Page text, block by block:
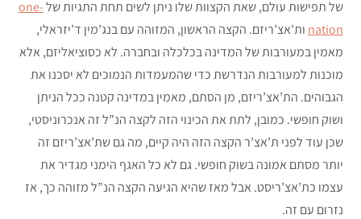
של תפישות עולם, שאת הקצוות שלו ניתן לשים תחת התגיות שלone-
nation ות’אצ’ריזם. הקצה הראשון, המזוהה עם בנג’מין ד’יזראלי,
מאמין במעורבות של המדינה בכלכלה ובחברה. לא כסוציאליזם, אלא
מוכנות למעורבות הנדרשת כדי שהמעמדות הנמוכים לא יסכנו את
הגבוהים. הת’אצ’ריזם, מן הסתם, מאמין במדינה קטנה ככל הניתן
ושוק חופשי. כמובן, לתת את הכינוי הזה לקצה הנ”ל זה אנכרוניסטי,
שכן עוד לפני ת’אצ’ר הקצה הזה היה קיים, מה גם שת’אצ’ריזם זה
יותר מסתם אמונה בשוק חופשי. גם לא כל האגף הימני מגדיר את
עצמו כת’אצ’ריסט. אבל מאז שהיא הגיעה הקצה הנ”ל מזוהה כך, אז
נזרום עם זה.